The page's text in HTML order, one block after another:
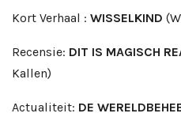
Kort Verhaal : WISSELKIND
Recensie: DIT IS MAGISCH
Kallen)
Actualiteit: DE